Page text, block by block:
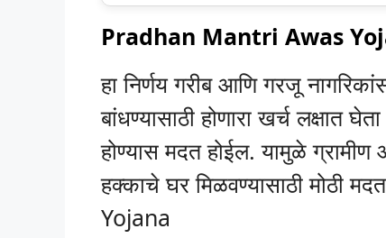
Pradhan Mantri Awas Yojana
हा निर्णय गरीब आणि गरजू
बांधण्यासाठी होणारा खर्च लक्षात
होण्यास मदत होईल. यामुळे ग्रामीण
हक्काचे घर मिळवण्यासाठी मोठी
Yojana